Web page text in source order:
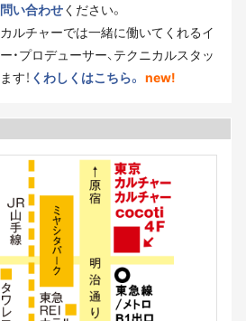
い合わせください。
ルチャーでは一緒に働いてくれるイ
・プロデューサー、テクニカルスタッ
す！ くわしくはこちら。 new!